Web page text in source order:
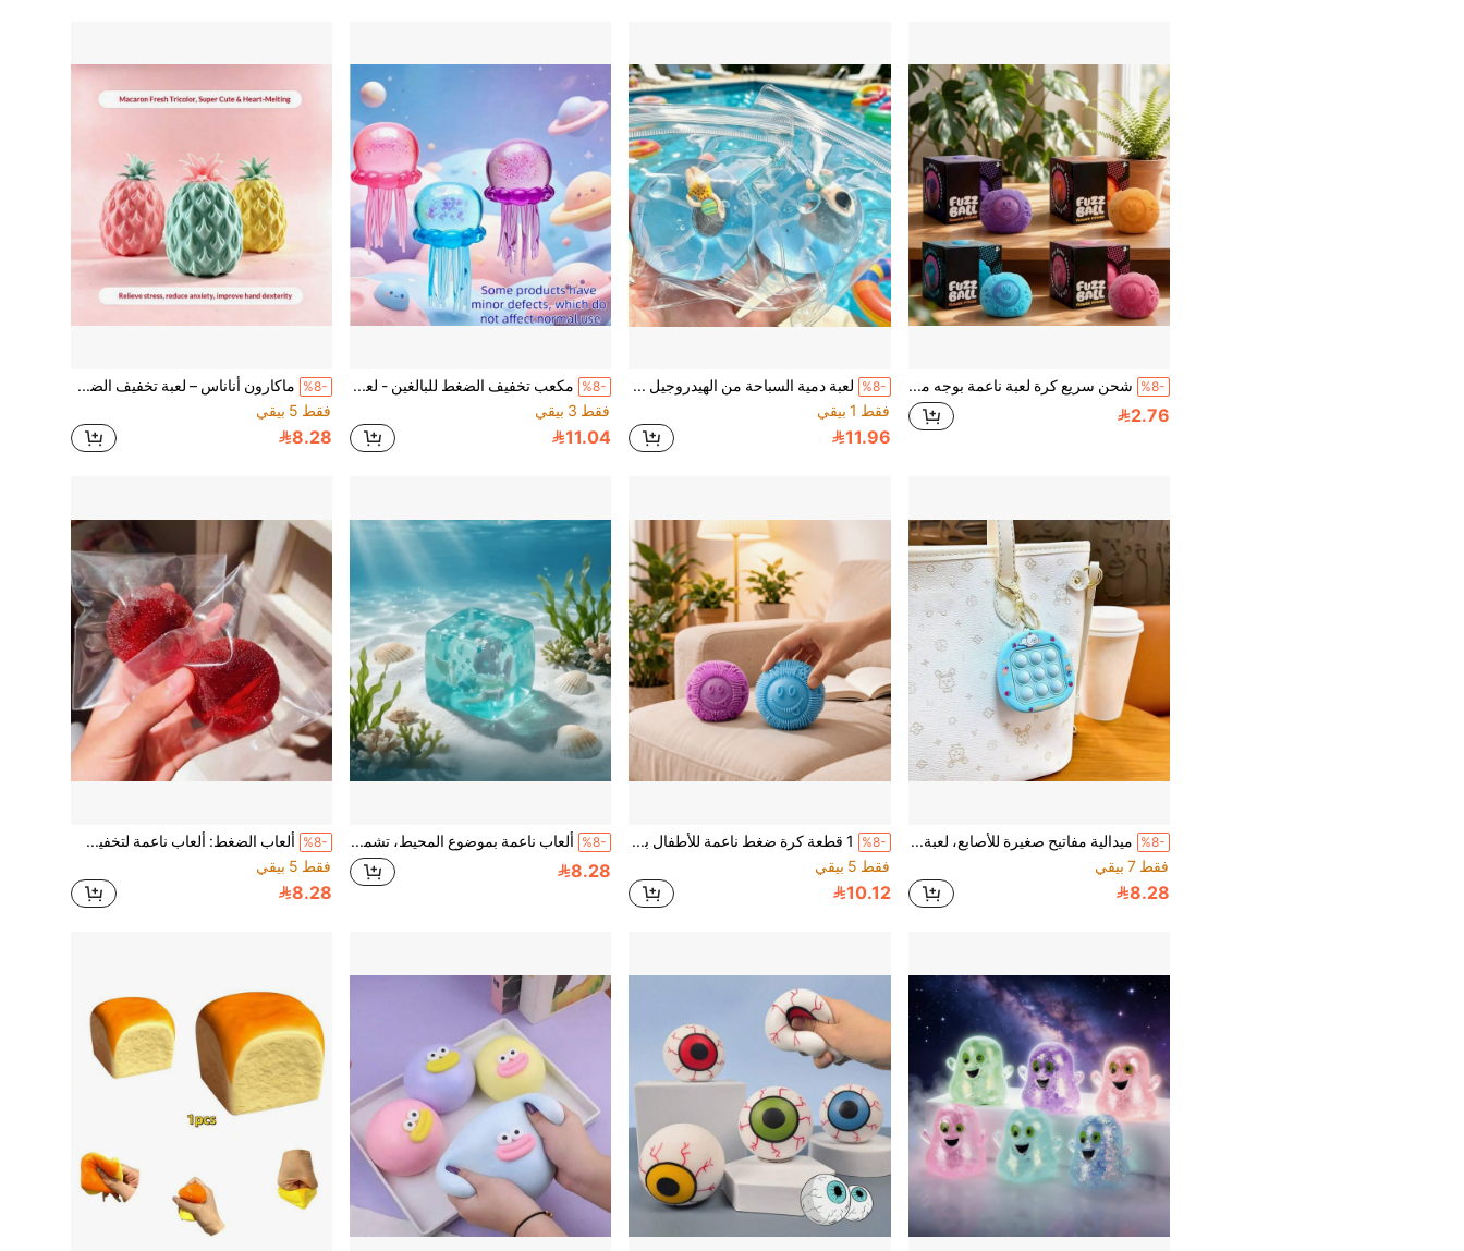
%8- شحن سريع كرة لعبة ناعمة بوجه مبتسم وردية بالكامل سلسلة ألعاب لطيفة شفائية ناعمة لتخفيف التوتر للبالغين مكعب سحري لعبة أطراف الأصابع - لعبة حسية للأطفال المصابين بالتوحد، كرة تخفيف التوتر للبالغين، لعبة ناعمة قابلة للضغط لتخفيف القلق، لعبة ضغط أطراف الأصابع للمراهقين، هدية عيد الميلاد للأحفاد، هدية حفلة، هدية عيد ميلاد، سلسلة ألعاب الضغط لحمام السباحة
2.76
%8-
لعبة دمية السباحة من الهيدروجيل لتخفيف التوتر، لعبة فقاعة عائمة لطيفة، مناسبة للبالغين والأطفال لتخفيف القلق
فقط 1 بيقي
11.96
%8-
مكعب تخفيف الضغط للبالغين - لعبة حسية للأطفال المصابين بالتوحد، كرة ضغط للبالغين، لعبة ضغط ناعمة لتخفيف القلق، لعبة ضغط للأصابع للمراهقين، هدية عيد الميلاد للأحفاد، هدية حفلة، هدية عيد ميلاد، لعبة ضغط سلسلة حمام السباحة
فقط 3 بيقي
11.04
%8-
ماكارون أناناس – لعبة تخفيف الضغط فائقة اللطافة تذيب قلبك وتبقي يديك مشغولة!
فقط 5 بيقي
8.28
%8-
ميدالية مفاتيح صغيرة للأصابع، لعبة حسية بفقاعات قابلة للضغط مع حلقة مفاتيح، لعبة سيليكون لتخفيف التوتر للأصابع، مناسبة للحقائب وهدايا الحفلات للأطفال والكبار (نمط عشوائي)
فقط 7 بيقي
8.28
%8-
1 قطعة كرة ضغط ناعمة للأطفال بملمس متموج، كرة شائكة مخططة ملونة لتخفيف التوتر، مناسبة للأولاد والبنات الصغار، هدية عيد ميلاد مثالية، جائزة للفصل الدراسي، هدية حفلة، لعبة يومية لتخفيف القلق للأطفال
فقط 5 بيقي
10.12
%8- ألعاب ناعمة بموضوع المحيط، تشمل عناصر كرتونية من الأصداف والمأكولات البحرية والأسماك والآيس كريم، تخلق أجواء حفلة تحت الماء ممتعة، تساعد على تخفيف التوتر والقلق. ملمسها بطيء الاستعادة يجعلها مثالية لتخفيف الضغط. مناسبة للمساحات الخارجية وبيئات المكتب، توفر تجربة تخفيف الضغط في أي وقت، مثالية كهدايا أعياد الميلاد والعطلات، ديكور مكتبي إبداعي. قد يختلف اللون قليلاً (بدون صندوق)
8.28
%8-
ألعاب الضغط: ألعاب ناعمة لتخفيف القلق، مناسبة للمراهقين وموظفي المكاتب، مثالية للفصول الدراسية وهدايا الحفلات وحشوات أكياس الهدايا وهدايا أعياد الميلاد والعطلات
فقط 5 بيقي
8.28